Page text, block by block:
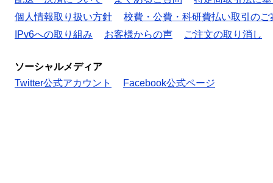
個人情報取り扱い方針
校費・公費・科研費払い取引のご
IPv6への取り組み
お客様からの声 ご注文の取り消し
ソーシャルメディア
Twitter公式アカウント
Facebook公式ページ